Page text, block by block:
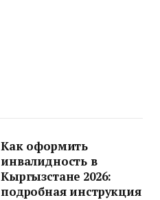
Как оформить
инвалидность в
Кыргызстане 2026:
подробная инструкция